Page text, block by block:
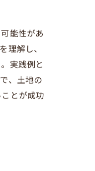
能性があ
理解し、
実践例と
、土地の
とが成功